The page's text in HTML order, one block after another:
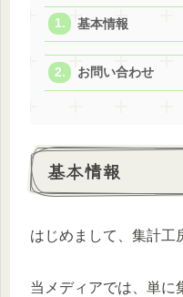
基本情報
お問い合わせ
基本情報
はじめまして、集計工
当メディアでは、単に